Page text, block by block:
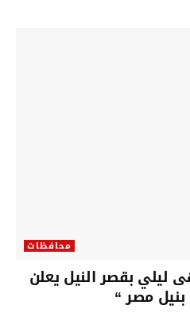
محافظات
بقصر النيل يعلن
بنيل مصر “